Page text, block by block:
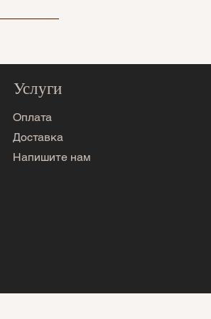
Услуги
Оплата
Доставка
Напишите нам